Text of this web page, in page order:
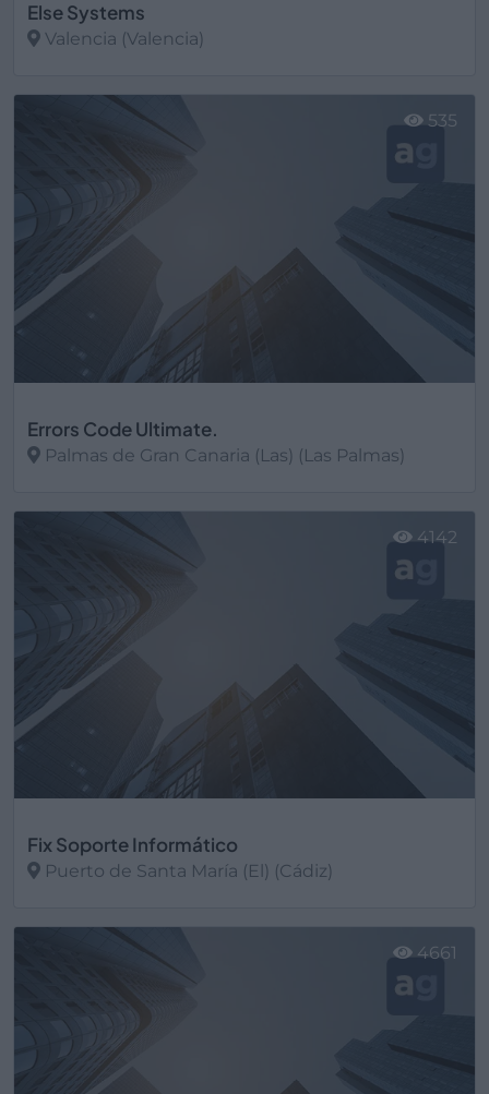
Else Systems
Valencia (Valencia)
Errors Code Ultimate.
Palmas de Gran Canaria (Las) (Las Palmas)
535
Fix Soporte Informático
Puerto de Santa María (El) (Cádiz)
4142
4661